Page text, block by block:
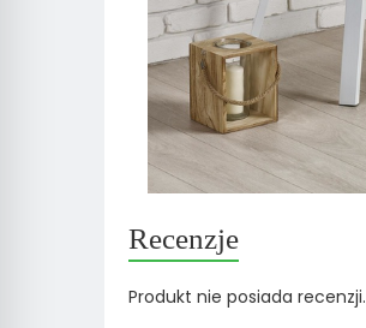
Recenzje
Produkt nie posiada recenzji.